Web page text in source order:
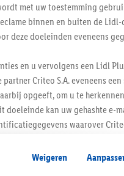
op de
Inschrijven
met uw toestemming
binnen en buiten de Lidl-
deze doeleinden eveneens
en u vervolgens een Lidl
Criteo S.A. eveneens
opgeeft, om u te
kan uw gehashte e-
waarover
retargeting, d.w.z. advertenties
aan uw winkelmandje toe
Weigeren